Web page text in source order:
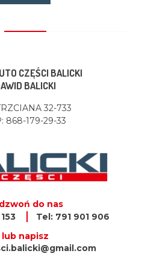
CZĘŚCI BALICKI
BALICKI
32-733
868-179-29-33
do nas
Tel: 791 901 906
lub napisz